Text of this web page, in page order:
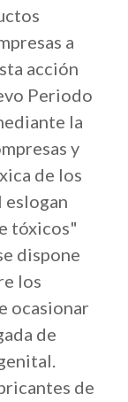
a
acción
Periodo
la
y
de los
eslogan
tóxicos"
dispone
los
ocasionar
de
de